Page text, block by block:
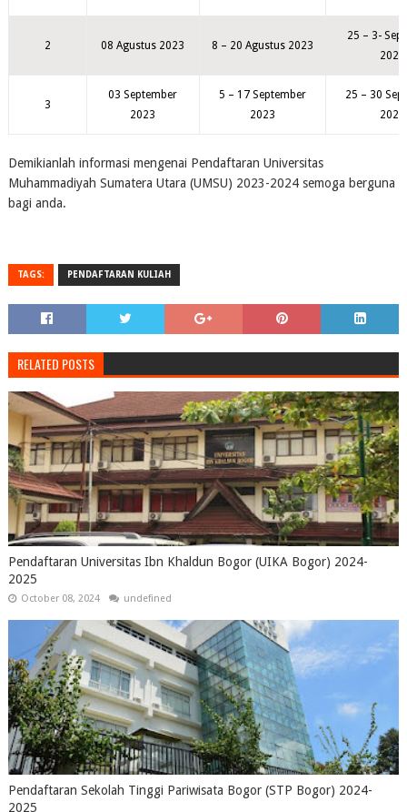
2 08 Agustus 2023 8 – 20 Agustus 2023
25 – 3-
2023
3
03 September
2023
5 – 17 September
2023
25 – 30
2023
Demikianlah informasi mengenai Pendaftaran Universitas
Muhammadiyah Sumatera Utara (UMSU) 2023-2024 semoga berguna
bagi anda.
TAGS: PENDAFTARAN KULIAH
RELATED POSTS
Pendaftaran Universitas Ibn Khaldun Bogor (UIKA Bogor) 2024-
2025
October 08, 2024 undefined
Pendaftaran Sekolah Tinggi Pariwisata Bogor (STP Bogor) 2024-
2025